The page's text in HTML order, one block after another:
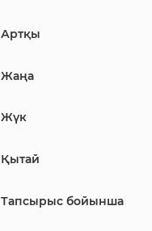
Артқы
Жаңа
Жүк
Қытай
Тапсырыс бойынша